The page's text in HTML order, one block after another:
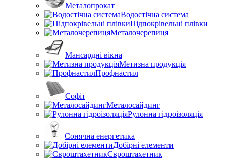
Металопрокат
Водостічна система
Підпокрівельні плівки
Металочерепиця
Мансардні вікна
Метизна продукція
Профнастил
Софіт
Металосайдинг
Рулонна гідроізоляція
Сонячна енергетика
Добірні елементи
Євроштахетник